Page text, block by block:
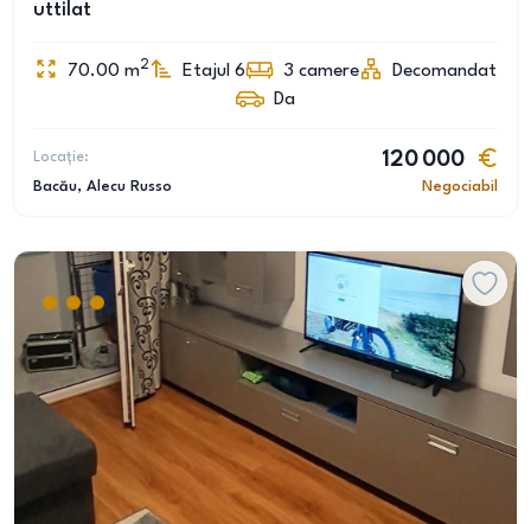
uttilat
70.00 m2 Etajul 6 3 camere
Decomandat
Da
Locație:
Bacău, Alecu Russo
120 000
Negociabil